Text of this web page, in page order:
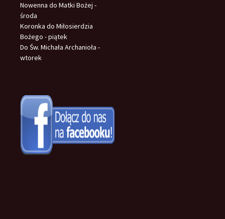
Nowenna do Matki Bożej -
środa
Koronka do Miłosierdzia
Bożego - piątek
Do Św. Michała Archanioła -
wtorek